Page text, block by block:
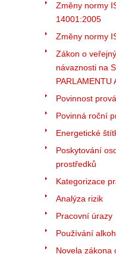
Změny normy
14001:2005
Změny normy
Zákon o
návaznosti na
PARLAMENTU
Povinnost
Povinná roční
Energetické
Poskytování
prostředků
Kategorizace
Analýza rizik
Pracovní úrazy
Používání
Novela zákona